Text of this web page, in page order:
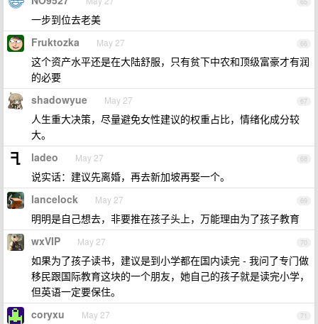
65
一步到位去老美
66
Fruktozka May 27
这个资产水平还是在大陆舒服，只有贫下中农和顶级富豪才有润
的必要
67
shadowyue May 27
人生重大决策，尽量避免女性建议的权重占比，情绪化成分较
大。
68
ladeo May 27
说实话：建议先离婚，再去新加坡再娶一个。
69
lancelock May 27
明明是自己想去，非要推在孩子头上，万能理由为了孩子教育
70
wxVIP May 27
如果为了孩子读书，建议是到小学都在国内读完 - 我问了专门做
移民跟国际教育这块的一个朋友，她自己的孩子就是读完小学，
但英语一定要保住。
71
coryxu May 27